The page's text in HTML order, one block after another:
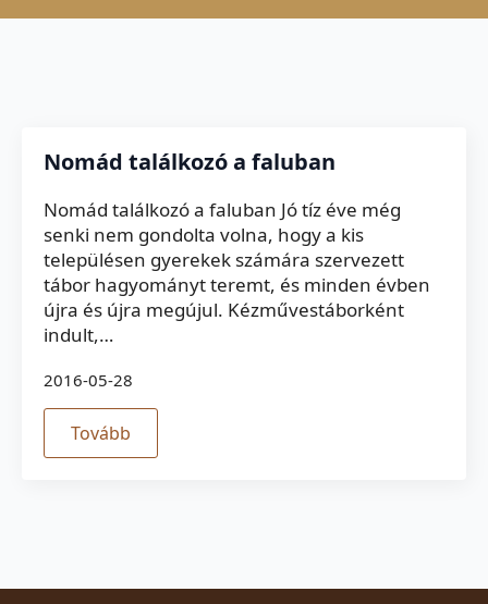
Nomád találkozó a faluban
2016-05-28
Nomád találkozó a faluban Jó tíz éve még
senki nem gondolta volna, hogy a kis
településen gyerekek számára szervezett
tábor hagyományt teremt, és minden évben
újra és újra megújul. Kézművestáborként
indult,…
Tovább